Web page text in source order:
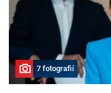
7 fotografií